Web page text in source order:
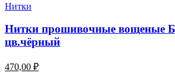
Нитки
Нитки прошивочные вощеные
цв.чёрный
470,00 ₽